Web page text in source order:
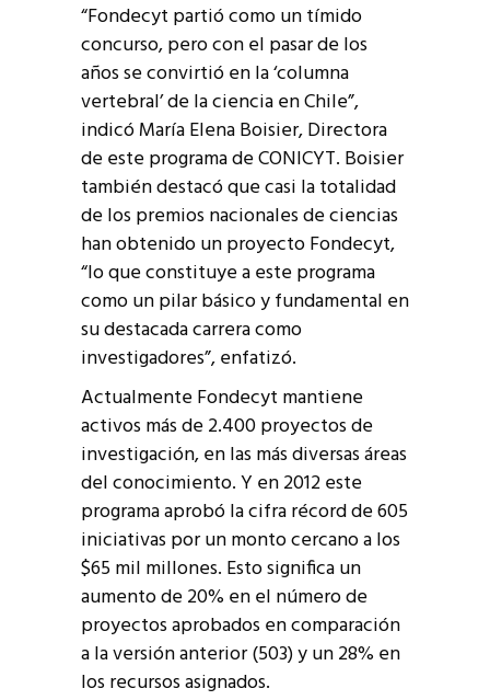
“Fondecyt partió como un tímido
concurso, pero con el pasar de los
años se convirtió en la ‘columna
vertebral’ de la ciencia en Chile”,
indicó María Elena Boisier, Directora
de este programa de CONICYT. Boisier
también destacó que casi la totalidad
de los premios nacionales de ciencias
han obtenido un proyecto Fondecyt,
“lo que constituye a este programa
como un pilar básico y fundamental en
su destacada carrera como
investigadores”, enfatizó.
Actualmente Fondecyt mantiene
activos más de 2.400 proyectos de
investigación, en las más diversas áreas
del conocimiento. Y en 2012 este
programa aprobó la cifra récord de 605
iniciativas por un monto cercano a los
$65 mil millones. Esto significa un
aumento de 20% en el número de
proyectos aprobados en comparación
a la versión anterior (503) y un 28% en
los recursos asignados.